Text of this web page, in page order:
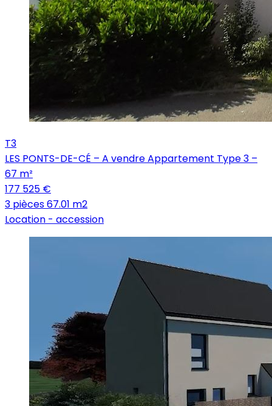
T3
LES PONTS-DE-CÉ – A vendre Appartement Type 3 –
67 m²
177 525 €
3 pièces67.01 m2
Location - accession